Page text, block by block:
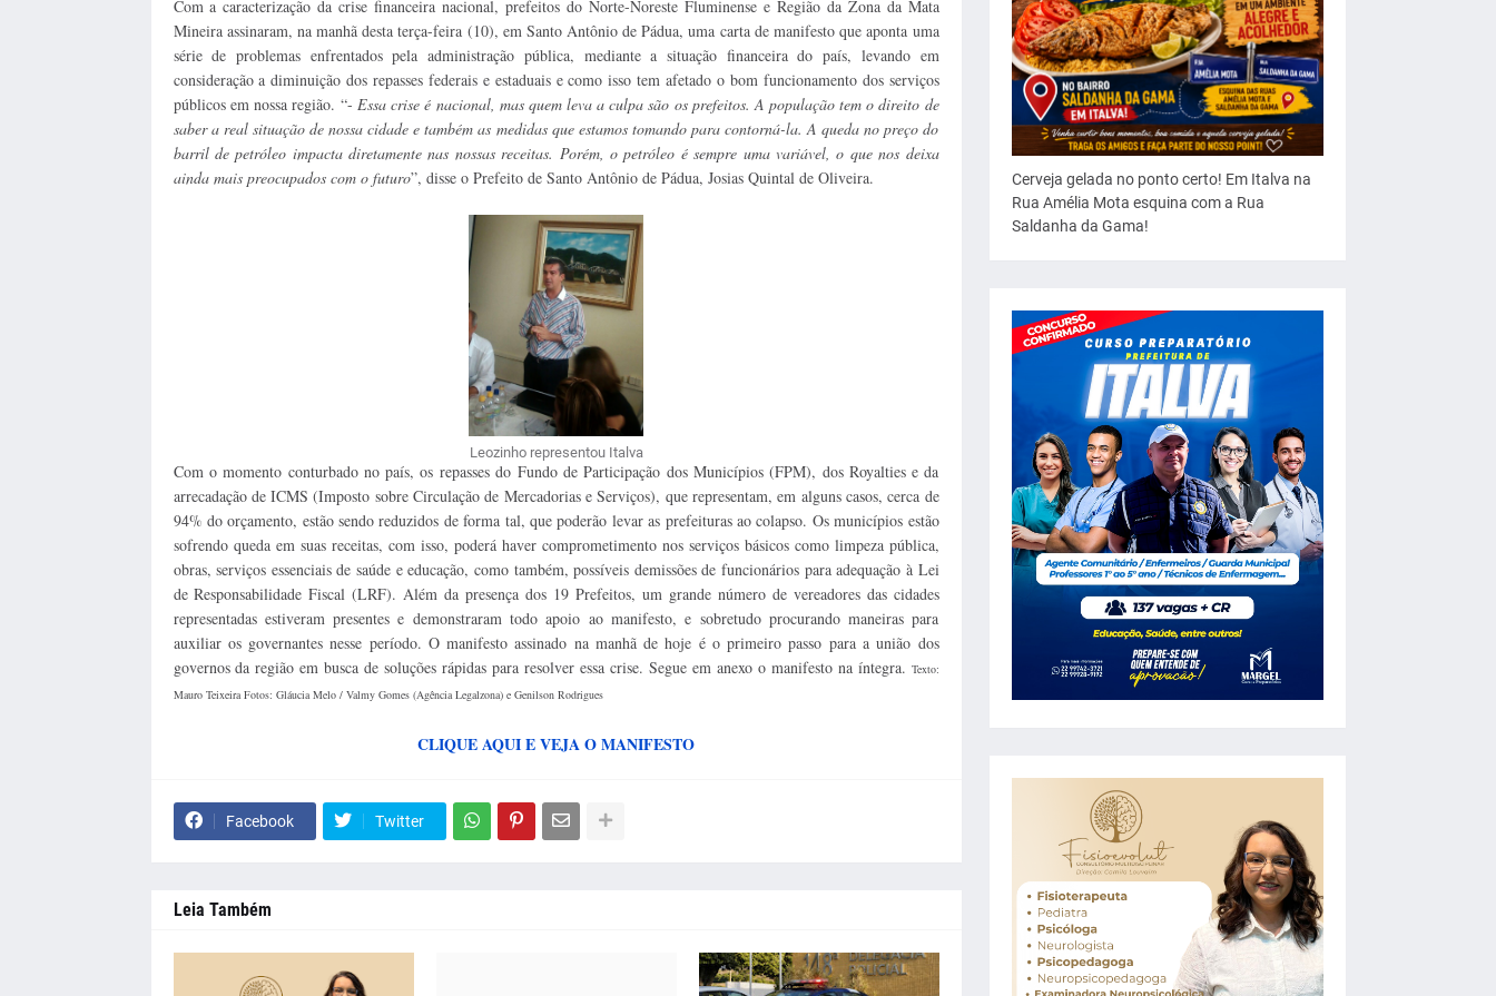
Com a caracterização da crise financeira nacional, prefeitos do Norte-Noreste Fluminense e Região da Zona da Mata
Mineira assinaram, na manhã desta terça-feira (10), em Santo Antônio de Pádua, uma carta de manifesto que aponta uma
série de problemas enfrentados pela administração pública, mediante a situação financeira do país, levando em
consideração a diminuição dos repasses federais e estaduais e como isso tem afetado o bom funcionamento dos serviços
públicos em nossa região.“- Essa crise é nacional, mas quem leva a culpa são os prefeitos. A população tem o direito de
saber a real situação de nossa cidade e também as medidas que estamos tomando para contorná-la. A queda no preço do
barril de petróleo impacta diretamente nas nossas receitas. Porém, o petróleo é sempre uma variável, o que nos deixa
ainda mais preocupados com o futuro”, disse o Prefeito de Santo Antônio de Pádua, Josias Quintal de Oliveira.
Leozinho representou Italva
Com o momento conturbado no país, os repasses do Fundo de Participação dos Municípios (FPM), dos Royalties e da
arrecadação de ICMS (Imposto sobre Circulação de Mercadorias e Serviços), que representam, em alguns casos, cerca de
94% do orçamento, estão sendo reduzidos de forma tal, que poderão levar as prefeituras ao colapso. Os municípios estão
sofrendo queda em suas receitas, com isso, poderá haver comprometimento nos serviços básicos como limpeza pública,
obras, serviços essenciais de saúde e educação, como também, possíveis demissões de funcionários para adequação à Lei
de Responsabilidade Fiscal (LRF). Além da presença dos 19 Prefeitos, um grande número de vereadores das cidades
representadas estiveram presentes e demonstraram todo apoio ao manifesto, e sobretudo procurando maneiras para
auxiliar os governantes nesse período. O manifesto assinado na manhã de hoje é o primeiro passo para a união dos
governos da região em busca de soluções rápidas para resolver essa crise. Segue em anexo o manifesto na íntegra. Texto:
Mauro Teixeira Fotos: Gláucia Melo / Valmy Gomes (Agência Legalzona) e Genilson Rodrigues
CLIQUE AQUI E VEJA O MANIFESTO
Facebook Twitter
Leia Também
Cerveja gelada no ponto certo! Em Italva na
Rua Amélia Mota esquina com a Rua
Saldanha da Gama!